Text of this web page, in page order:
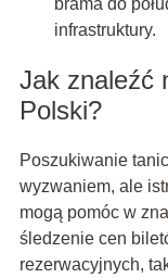
brama do
infrastruktury.
Jak znaleźć
Polski?
Poszukiwanie
wyzwaniem, ale
mogą pomóc w
śledzenie cen
rezerwacyjnych,